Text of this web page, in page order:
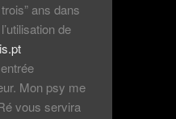
ans dans
de
Mon psy me
vous servira